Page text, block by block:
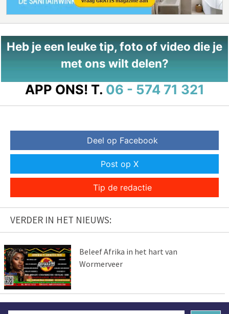
Heb je een leuke tip, foto of video die je
met ons wilt delen?
APP ONS! T. 06 - 574 71 321
Deel op Facebook
Post op X
Tip de redactie
VERDER IN HET NIEUWS:
Beleef Afrika in het hart van
Wormerveer